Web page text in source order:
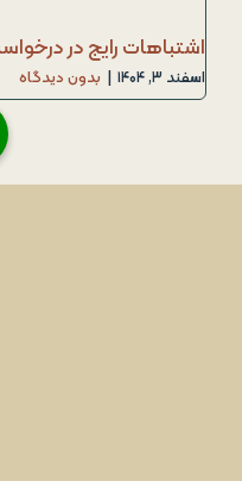
اشتباهات رایج در
اسفند ۳, ۱۴۰۴ | بدون دیدگاه